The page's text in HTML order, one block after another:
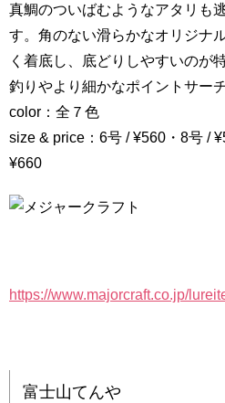
真鯛のついばむようなアタリも
す。角のない滑らかなオリジナ
く着底し、底どりしやすいのが
釣りやより細かなポイントサー
color：全７色
size & price：6号 / ¥560・8号 /
¥660
https://www.majorcraft.co.jp/
富士山てんや